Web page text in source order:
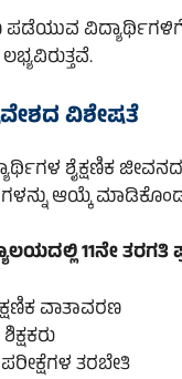
ಪಡೆಯುವ ವಿದ್ಯಾರ್ಥಿಗಳಿಗೆ
ವಿಶೇಷತೆ
ಶೈಕ್ಷಣಿಕ
ಆಯ್ಕೆ
11ನೇ ತರಗತಿ
ವಾತಾವರಣ
ಪರೀಕ್ಷೆಗಳ ತರಬೇತಿ